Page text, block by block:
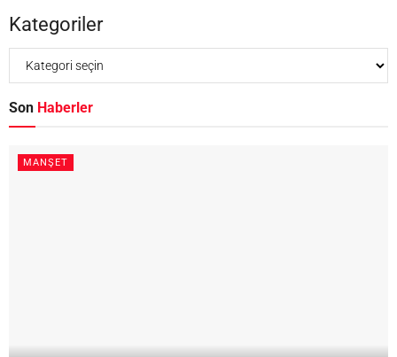
Kategoriler
Son Haberler
MANŞET